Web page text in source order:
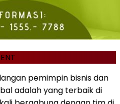
pemimpin bisnis dan
adalah yang terbaik di